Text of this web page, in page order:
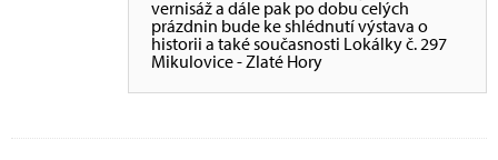
vernisáž a dále pak po dobu celých
prázdnin bude ke shlédnutí výstava o
historii a také současnosti Lokálky č. 297
Mikulovice - Zlaté Hory